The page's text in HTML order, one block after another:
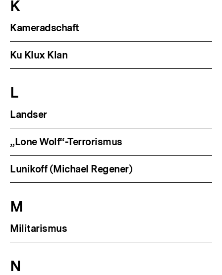
K
Kameradschaft
Ku Klux Klan
L
Landser
„Lone Wolf“-Terrorismus
Lunikoff (Michael Regener)
M
Militarismus
N